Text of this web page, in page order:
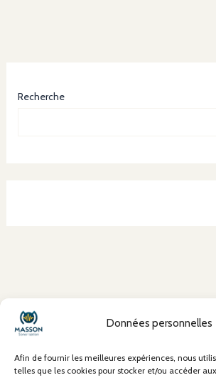
Données personnelles
Afin de fournir les meilleures expériences, nous
telles que les cookies pour stocker et/ou accéder
Recherche
Mentions Légales
Politique de